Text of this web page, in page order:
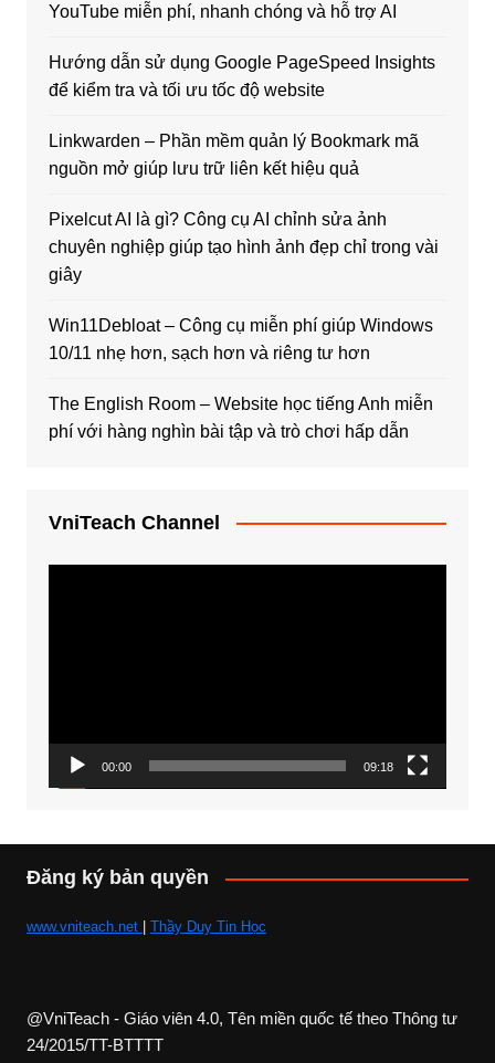
YouTube miễn phí, nhanh chóng và hỗ trợ AI
Hướng dẫn sử dụng Google PageSpeed Insights
để kiểm tra và tối ưu tốc độ website
Linkwarden – Phần mềm quản lý Bookmark mã
nguồn mở giúp lưu trữ liên kết hiệu quả
Pixelcut AI là gì? Công cụ AI chỉnh sửa ảnh
chuyên nghiệp giúp tạo hình ảnh đẹp chỉ trong vài
giây
Win11Debloat – Công cụ miễn phí giúp Windows
10/11 nhẹ hơn, sạch hơn và riêng tư hơn
The English Room – Website học tiếng Anh miễn
phí với hàng nghìn bài tập và trò chơi hấp dẫn
VniTeach Channel
00:00 09:18
Đăng ký bản quyền
www.vniteach.net Thầy Duy Tin Học
@VniTeach - Giáo viên 4.0, Tên miền quốc tế theo Thông tư
24/2015/TT-BTTTT